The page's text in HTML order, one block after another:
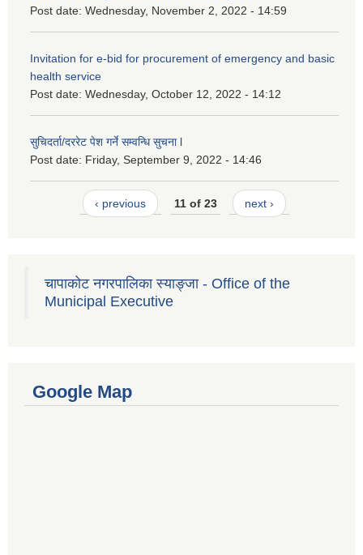
Post date: Wednesday, November 2, 2022 - 14:59
Invitation for e-bid for procurement of emergency and basic
health service
Post date: Wednesday, October 12, 2022 - 14:12
सुचिदर्ता/दररेट पेश गर्ने सम्वन्धि सुचना l
Post date: Friday, September 9, 2022 - 14:46
‹ previous 11 of 23 next ›
चापाकोट नगरपालिका स्याङ्जा - Office of the
Municipal Executive
Google Map